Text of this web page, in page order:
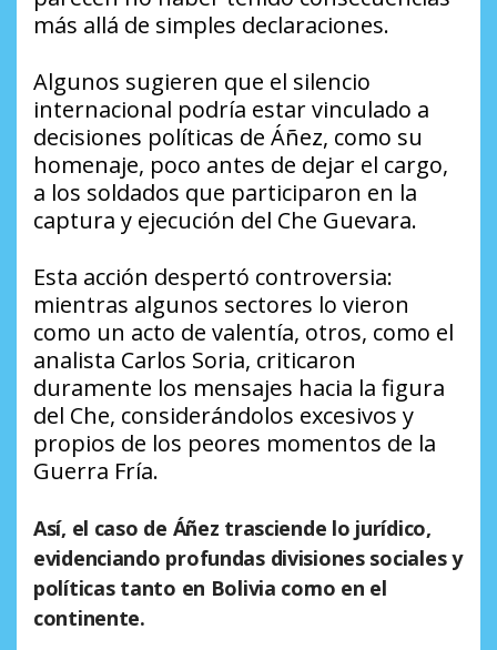
más allá de simples declaraciones.
Algunos sugieren que el silencio
internacional podría estar vinculado a
decisiones políticas de Áñez, como su
homenaje, poco antes de dejar el cargo,
a los soldados que participaron en la
captura y ejecución del Che Guevara.
Esta acción despertó controversia:
mientras algunos sectores lo vieron
como un acto de valentía, otros, como el
analista Carlos Soria, criticaron
duramente los mensajes hacia la figura
del Che, considerándolos excesivos y
propios de los peores momentos de la
Guerra Fría.
Así, el caso de Áñez trasciende lo jurídico,
evidenciando profundas divisiones sociales y
políticas tanto en Bolivia como en el
continente.